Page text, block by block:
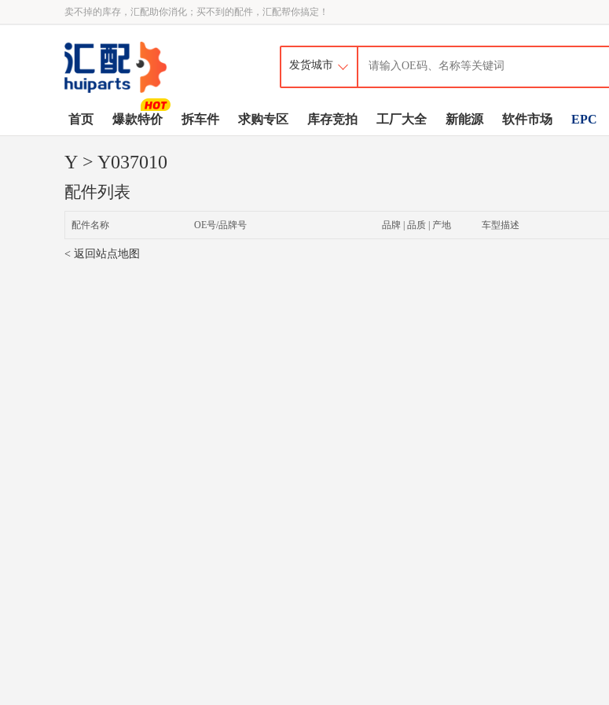
卖不掉的库存，汇配助你消化；买不到的配件，汇配帮你搞定！
首页 爆款特价 拆车件 求购专区 库存竞拍 工厂大全 新能源 软件市场 EPC
Y > Y037010
配件列表
配件名称 OE号/品牌号 品牌 | 品质 | 产地 车型描述
< 返回站点地图